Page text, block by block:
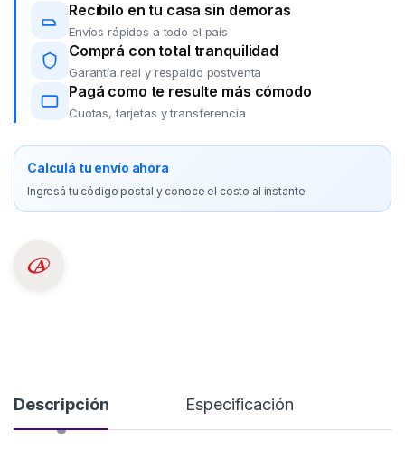
Recibilo en tu casa sin demoras
Envíos rápidos a todo el país
Comprá con total tranquilidad
Garantía real y respaldo postventa
Pagá como te resulte más cómodo
Cuotas, tarjetas y transferencia
Calculá tu envío ahora
Ingresá tu código postal y conoce el costo al instante
Descripción Especificación